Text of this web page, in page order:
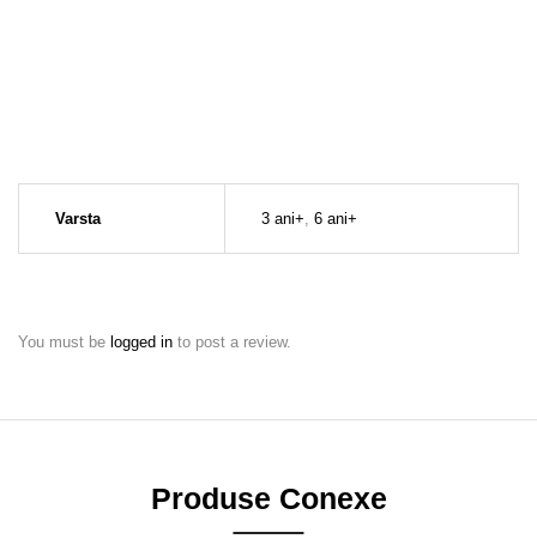
Varsta 3 ani+ 6 ani+
You must be logged in to post a review.
Produse Conexe